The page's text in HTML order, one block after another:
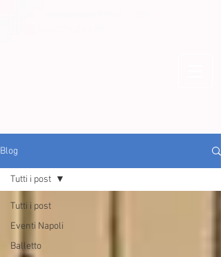
Blog
Tutti i post
Eventi Napoli
Balletto
Tutti i post